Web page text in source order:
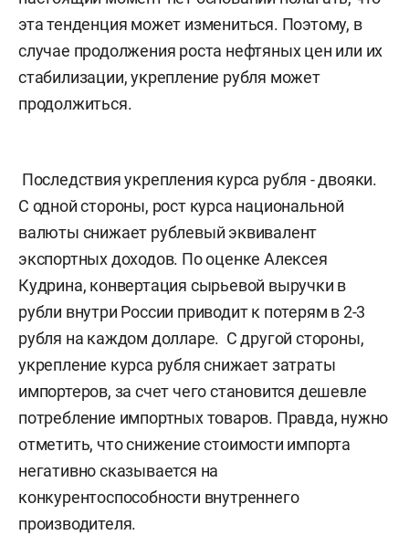
эта тенденция может измениться. Поэтому, в
случае продолжения роста нефтяных цен или их
стабилизации, укрепление рубля может
продолжиться.
Последствия укрепления курса рубля - двояки.
С одной стороны, рост курса национальной
валюты снижает рублевый эквивалент
экспортных доходов. По оценке Алексея
Кудрина, конвертация сырьевой выручки в
рубли внутри России приводит к потерям в 2-3
рубля на каждом долларе. С другой стороны,
укрепление курса рубля снижает затраты
импортеров, за счет чего становится дешевле
потребление импортных товаров. Правда, нужно
отметить, что снижение стоимости импорта
негативно сказывается на
конкурентоспособности внутреннего
производителя.